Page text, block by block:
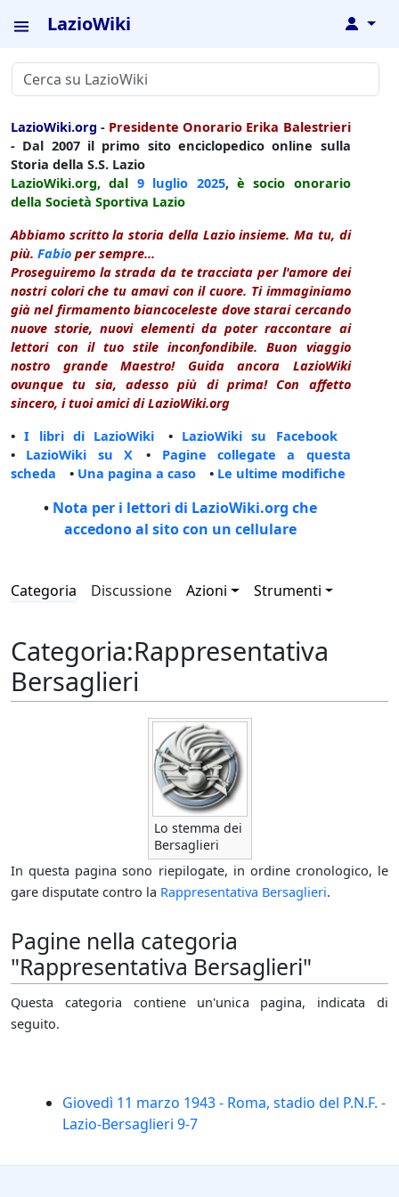
LazioWiki ↓
LazioWiki.org - Presidente Onorario Erika Balestrieri
- Dal 2007 il primo sito enciclopedico online sulla
Storia della S.S. Lazio
LazioWiki.org, dal 9 luglio 2025, è socio onorario
della Società Sportiva Lazio
Abbiamo scritto la storia della Lazio insieme. Ma tu, di
più. Fabio per sempre...
Proseguiremo la strada da te tracciata per l'amore dei
nostri colori che tu amavi con il cuore. Ti immaginiamo
già nel firmamento biancoceleste dove starai cercando
nuove storie, nuovi elementi da poter raccontare ai
lettori con il tuo stile inconfondibile. Buon viaggio
nostro grande Maestro! Guida ancora LazioWiki
ovunque tu sia, adesso più di prima! Con affetto
sincero, i tuoi amici di LazioWiki.org
•I libri di LazioWiki • LazioWiki su Facebook
• LazioWiki su X • Pagine collegate a questa
scheda • Una pagina a caso • Le ultime modifiche
• Nota per i lettori di LazioWiki.org che
accedono al sito con un cellulare
Categoria Discussione Azioni Strumenti
Categoria:Rappresentativa
Bersaglieri
Lo stemma dei
Bersaglieri
In questa pagina sono riepilogate, in ordine cronologico, le
gare disputate contro la Rappresentativa Bersaglieri.
Pagine nella categoria
"Rappresentativa Bersaglieri"
Questa categoria contiene un'unica pagina, indicata di
seguito.
Giovedì 11 marzo 1943 - Roma, stadio del P.N.F. -
Lazio-Bersaglieri 9-7